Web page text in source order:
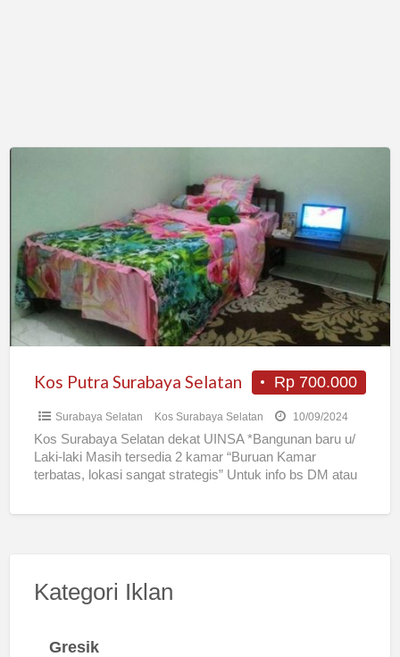
Selatan
Rp 700.000
Kos Putra Surabaya Selatan
Surabaya Selatan Kos Surabaya Selatan 10/09/2024
Kos Surabaya Selatan dekat UINSA *Bangunan baru u/
Laki-laki Masih tersedia 2 kamar “Buruan Kamar
terbatas, lokasi sangat strategis” Untuk info bs DM atau
Kategori Iklan
Gresik